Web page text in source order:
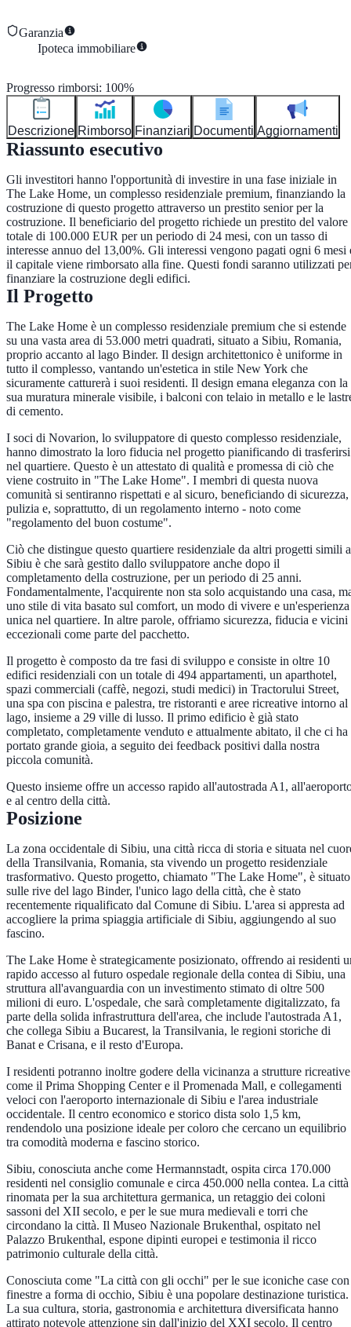
Garanzia
Ipoteca immobiliare
Progresso rimborsi: 100%
Descrizione Rimborso Finanziari Documenti Aggiornamenti
Riassunto esecutivo
Gli investitori hanno l'opportunità di investire in una fase iniziale in
The Lake Home, un complesso residenziale premium, finanziando la
costruzione di questo progetto attraverso un prestito senior per la
costruzione. Il beneficiario del progetto richiede un prestito del valore
totale di 100.000 EUR per un periodo di 24 mesi, con un tasso di
interesse annuo del 13,00%. Gli interessi vengono pagati ogni 6 mesi
il capitale viene rimborsato alla fine. Questi fondi saranno utilizzati
finanziare la costruzione degli edifici.
Il Progetto
The Lake Home è un complesso residenziale premium che si estende
su una vasta area di 53.000 metri quadrati, situato a Sibiu, Romania,
proprio accanto al lago Binder. Il design architettonico è uniforme in
tutto il complesso, vantando un'estetica in stile New York che
sicuramente catturerà i suoi residenti. Il design emana eleganza con la
sua muratura minerale visibile, i balconi con telaio in metallo e le
di cemento.
I soci di Novarion, lo sviluppatore di questo complesso residenziale,
hanno dimostrato la loro fiducia nel progetto pianificando di trasferirsi
nel quartiere. Questo è un attestato di qualità e promessa di ciò che
viene costruito in "The Lake Home". I membri di questa nuova
comunità si sentiranno rispettati e al sicuro, beneficiando di sicurezza,
pulizia e, soprattutto, di un regolamento interno - noto come
"regolamento del buon costume".
Ciò che distingue questo quartiere residenziale da altri progetti simili a
Sibiu è che sarà gestito dallo sviluppatore anche dopo il
completamento della costruzione, per un periodo di 25 anni.
Fondamentalmente, l'acquirente non sta solo acquistando una casa,
uno stile di vita basato sul comfort, un modo di vivere e un'esperienza
unica nel quartiere. In altre parole, offriamo sicurezza, fiducia e vicini
eccezionali come parte del pacchetto.
Il progetto è composto da tre fasi di sviluppo e consiste in oltre 10
edifici residenziali con un totale di 494 appartamenti, un aparthotel,
spazi commerciali (caffè, negozi, studi medici) in Tractorului Street,
una spa con piscina e palestra, tre ristoranti e aree ricreative intorno al
lago, insieme a 29 ville di lusso. Il primo edificio è già stato
completato, completamente venduto e attualmente abitato, il che ci ha
portato grande gioia, a seguito dei feedback positivi dalla nostra
piccola comunità.
Questo insieme offre un accesso rapido all'autostrada A1,
e al centro della città.
Posizione
La zona occidentale di Sibiu, una città ricca di storia e situata nel
della Transilvania, Romania, sta vivendo un progetto residenziale
trasformativo. Questo progetto, chiamato "The Lake Home", è situato
sulle rive del lago Binder, l'unico lago della città, che è stato
recentemente riqualificato dal Comune di Sibiu. L'area si appresta ad
accogliere la prima spiaggia artificiale di Sibiu, aggiungendo al suo
fascino.
The Lake Home è strategicamente posizionato, offrendo ai residenti
rapido accesso al futuro ospedale regionale della contea di Sibiu, una
struttura all'avanguardia con un investimento stimato di oltre 500
milioni di euro. L'ospedale, che sarà completamente digitalizzato, fa
parte della solida infrastruttura dell'area, che include l'autostrada A1,
che collega Sibiu a Bucarest, la Transilvania, le regioni storiche di
Banat e Crisana, e il resto d'Europa.
I residenti potranno inoltre godere della vicinanza a strutture ricreative
come il Prima Shopping Center e il Promenada Mall, e collegamenti
veloci con l'aeroporto internazionale di Sibiu e l'area industriale
occidentale. Il centro economico e storico dista solo 1,5 km,
rendendolo una posizione ideale per coloro che cercano un equilibrio
tra comodità moderna e fascino storico.
Sibiu, conosciuta anche come Hermannstadt, ospita circa 170.000
residenti nel consiglio comunale e circa 450.000 nella contea. La città
rinomata per la sua architettura germanica, un retaggio dei coloni
sassoni del XII secolo, e per le sue mura medievali e torri che
circondano la città. Il Museo Nazionale Brukenthal, ospitato nel
Palazzo Brukenthal, espone dipinti europei e testimonia il ricco
patrimonio culturale della città.
Conosciuta come "La città con gli occhi" per le sue iconiche case con
finestre a forma di occhio, Sibiu è una popolare destinazione turistica.
La sua cultura, storia, gastronomia e architettura diversificata hanno
attirato notevole attenzione sin dall'inizio del XXI secolo. Il centro